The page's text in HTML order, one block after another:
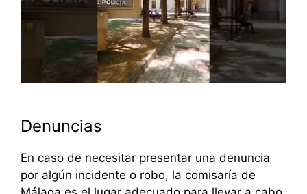
Denuncias
En caso de necesitar presentar una denuncia
por algún incidente o robo, la comisaría de